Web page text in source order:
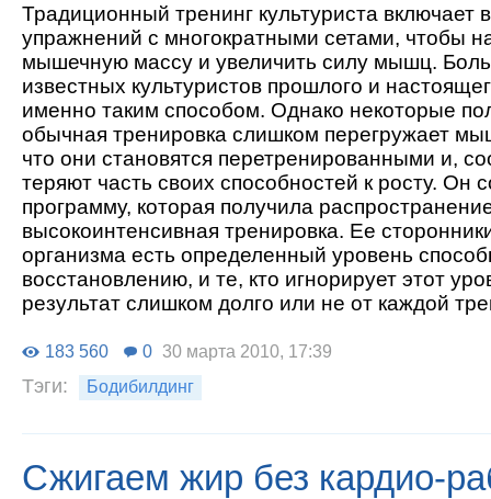
Традиционный тренинг культуриста включает
упражнений с многократными сетами, чтобы
мышечную массу и увеличить силу мышц.
известных культуристов прошлого и
именно таким способом. Однако некоторые
обычная тренировка слишком перегружает
что они становятся перетренированными и,
теряют часть своих способностей к росту. Он
программу, которая получила
высокоинтенсивная тренировка. Ее
организма есть определенный уровень
восстановлению, и те, кто игнорирует этот
результат слишком долго или не от каждой
183 560 0 30 марта 2010, 17:39
Тэги: Бодибилдинг
Сжигаем жир без кардио-